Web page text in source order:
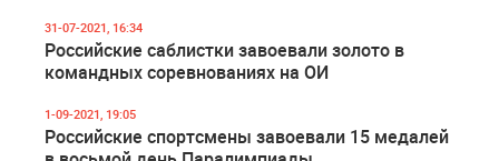
31-07-2021, 16:34
Российские саблистки завоевали золото в
командных соревнованиях на ОИ
1-09-2021, 19:05
Российские спортсмены завоевали 15 медалей